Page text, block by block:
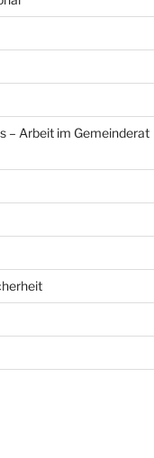
– Arbeit im Gemeinderat